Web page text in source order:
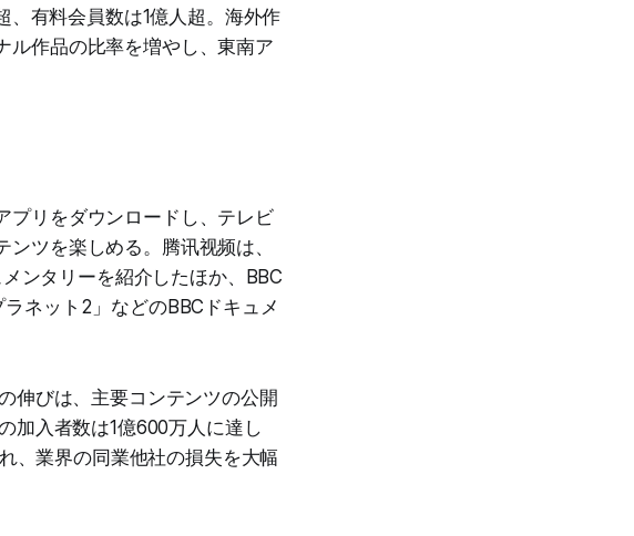
有料会員数は1億人超。海外作
ル作品の比率を増やし、東南ア
プリをダウンロードし、テレビ
ツを楽しめる。腾讯视频は、
ンタリーを紹介したほか、BBC
ネット2」などのBBCドキュメ
伸びは、主要コンテンツの公開
加入者数は1億600万人に達し
、業界の同業他社の損失を大幅